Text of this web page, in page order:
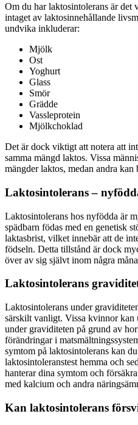
Om du har laktosintolerans är det
intaget av laktosinnehållande
undvika inkluderar:
Mjölk
Ost
Yoghurt
Glass
Smör
Grädde
Vassleprotein
Mjölkchoklad
Det är dock viktigt att notera att
samma mängd laktos. Vissa
mängder laktos, medan andra
Laktosintolerans –
Laktosintolerans hos nyfödda är
spädbarn födas med en genetisk
laktasbrist, vilket innebär att de
födseln. Detta tillstånd är dock
över av sig självt inom några
Laktosintolerans
Laktosintolerans under
särskilt vanligt. Vissa kvinnor kan
under graviditeten på grund av
förändringar i
symtom på laktosintolerans kan
laktosintoleranstest hemma och
hanterar dina symtom och
med kalcium och andra
Kan laktosintolerans